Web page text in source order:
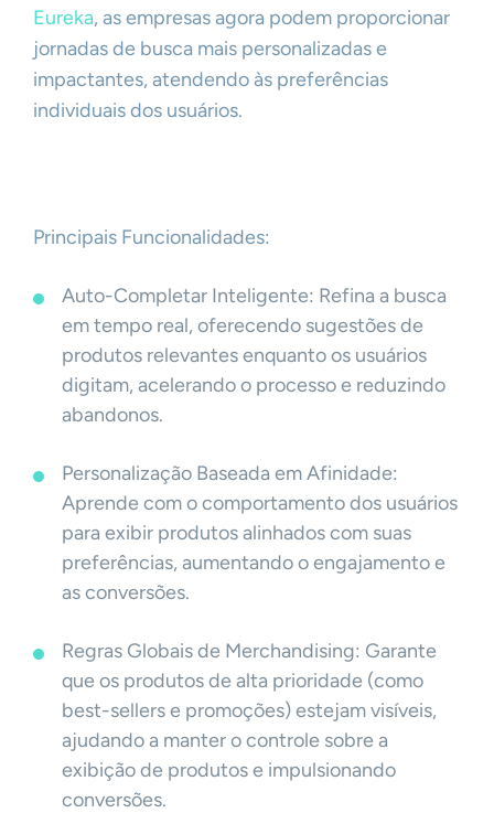
Eureka, as empresas agora podem proporcionar
jornadas de busca mais personalizadas e
impactantes, atendendo às preferências
individuais dos usuários.
Principais Funcionalidades:
Auto-Completar Inteligente: Refina a busca
em tempo real, oferecendo sugestões de
produtos relevantes enquanto os usuários
digitam, acelerando o processo e reduzindo
abandonos.
Personalização Baseada em Afinidade:
Aprende com o comportamento dos usuários
para exibir produtos alinhados com suas
preferências, aumentando o engajamento e
as conversões.
Regras Globais de Merchandising: Garante
que os produtos de alta prioridade (como
best-sellers e promoções) estejam visíveis,
ajudando a manter o controle sobre a
exibição de produtos e impulsionando
conversões.